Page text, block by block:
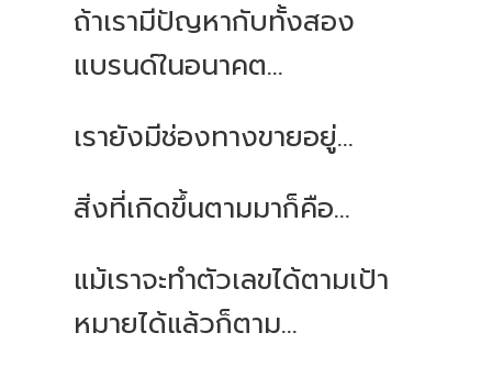
ถ้าเรามีปัญหากับทั้งสอง
แบรนด์ในอนาคต...
เรายังมีช่องทางขายอยู่...
สิ่งที่เกิดขึ้นตามมาก็คือ...
แม้เราจะทำตัวเลขได้ตามเป้า
หมายได้แล้วก็ตาม...